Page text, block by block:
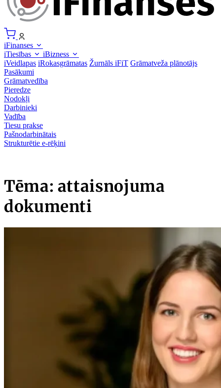
iFinanses
iTiesības
iBizness
iVeidlapas iRokasgrāmatas Žurnāls iFiT Grāmatveža plānotājs
Pasākumi
Grāmatvedība
Pieredze
Nodokļi
Darbinieki
Vadība
Tiesu prakse
Pašnodarbinātais
Strukturētie e-rēķini
Tēma: attaisnojuma
dokumenti